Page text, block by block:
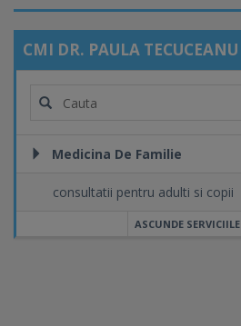
CMI DR. PAULA TECUCEANU
Medicina De Familie
consultatii pentru adulti si copii
ASCUNDE SERVICIILE